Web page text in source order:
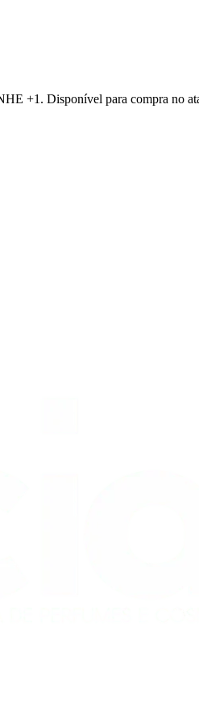
Disponível para compra no